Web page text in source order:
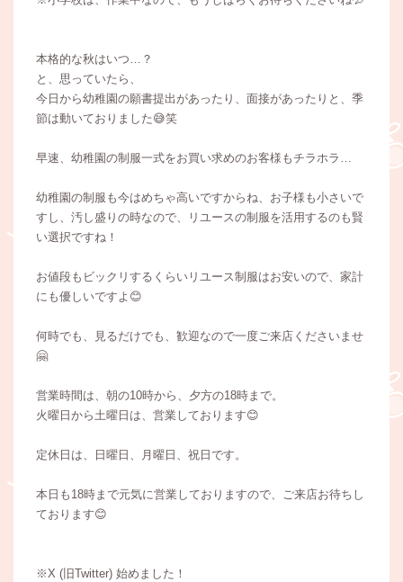
本格的な秋はいつ…？
と、思っていたら、
今日から幼稚園の願書提出があったり、面接があったりと、季
節は動いておりました😅笑
早速、幼稚園の制服一式をお買い求めのお客様もチラホラ…
幼稚園の制服も今はめちゃ高いですからね、お子様も小さいで
すし、汚し盛りの時なので、リユースの制服を活用するのも賢
い選択ですね！
お値段もビックリするくらいリユース制服はお安いので、家計
にも優しいですよ😊
何時でも、見るだけでも、歓迎なので一度ご来店くださいませ
🤗
営業時間は、朝の10時から、夕方の18時まで。
火曜日から土曜日は、営業しております😊
定休日は、日曜日、月曜日、祝日です。
本日も18時まで元気に営業しておりますので、ご来店お待ちし
ております😊
※X (旧Twitter) 始めました！